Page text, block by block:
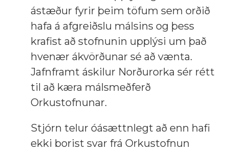
ástæður fyrir þeim töfum sem orðið
hafa á afgreiðslu málsins og þess
krafist að stofnunin upplýsi um það
hvenær ákvörðunar sé að vænta.
Jafnframt áskilur Norðurorka sér rétt
til að kæra málsmeðferð
Orkustofnunar.
Stjórn telur óásættnlegt að enn hafi
ekki borist svar frá Orkustofnun